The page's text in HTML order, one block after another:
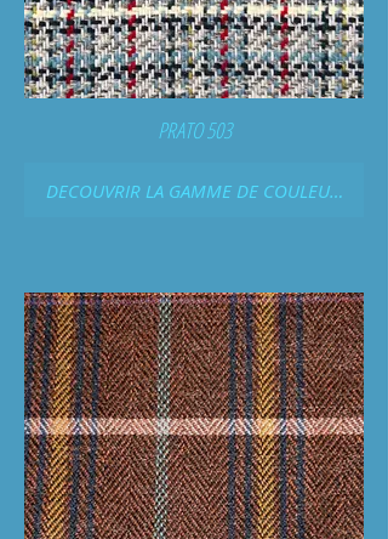
PRATO 503
DECOUVRIR LA GAMME DE COULEURS